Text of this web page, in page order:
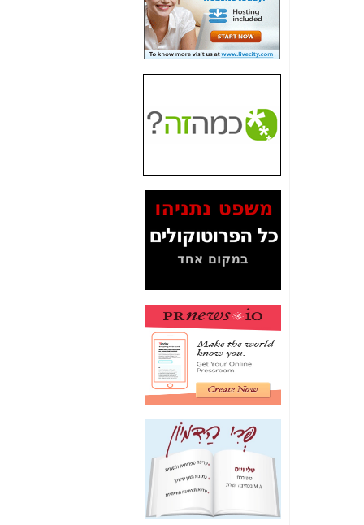
כאן
האם השר איוב קרא
היה צריך בכלל לחתום
על האישור, שנתן
האם ביבי וקרא קבלו
בכלל תמורה עבור
ההטבות הרגולטוריות
המסמכים בנושא בזק-
Yes (תיק 4000)
מוכיחים "תפירת תיק"
לאיש הלא נכון! -כאן
עובדות ומסמכים
האם ביבי כשר
תקשורת עזר לקב'
בזק? -כאן
מה מקור ה-Fake
News שהביא לתפירת
תיק לביבי והעלמת
החשודים הנכונים -כאן
אחת הרגליים של "תיק
4000 התפור"
התמוטטה היום
בניצחון (כפול) של בזק
-
כאן
איך כתבות מפנקות